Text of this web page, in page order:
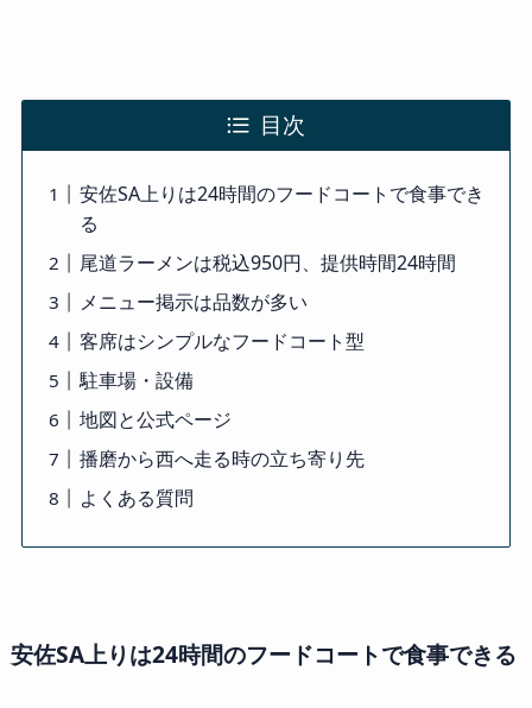
目次
安佐SA上りは24時間のフードコートで食事でき
る
尾道ラーメンは税込950円、提供時間24時間
メニュー掲示は品数が多い
客席はシンプルなフードコート型
駐車場・設備
地図と公式ページ
播磨から西へ走る時の立ち寄り先
よくある質問
安佐SA上りは24時間のフードコートで食事できる